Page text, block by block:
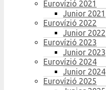
Eurovízió 2021
Junior 2021
Eurovízió 2022
Junior 2022
Eurovízió 2023
Junior 2023
Eurovízió 2024
Junior 2024
Eurovízió 2025